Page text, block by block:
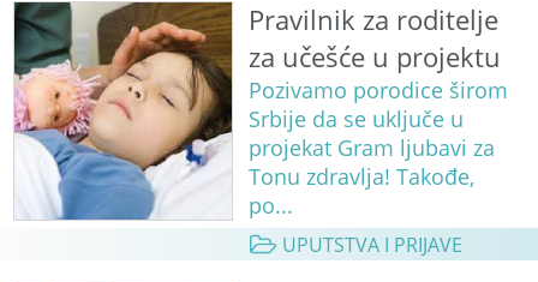
Pravilnik za roditelje
za učešće u projektu
Pozivamo porodice širom
Srbije da se uključe u
projekat Gram ljubavi za
Tonu zdravlja! Takođe,
po...
UPUTSTVA I PRIJAVE